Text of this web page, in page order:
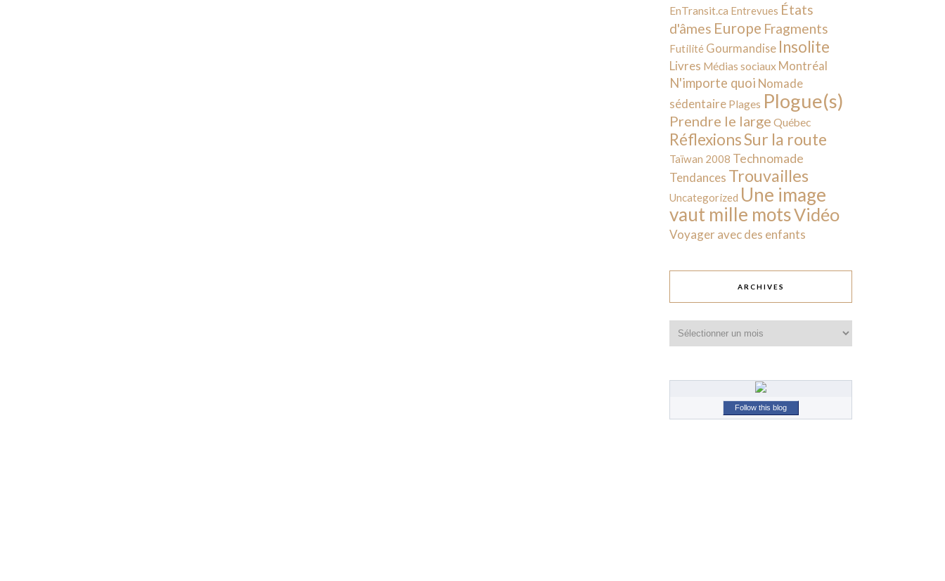
EnTransit.ca Entrevues États
d'âmes Europe Fragments
Futilité Gourmandise Insolite
Livres Médias sociaux Montréal
N'importe quoi Nomade
sédentaire Plages Plogue(s)
Prendre le large Québec
RéflexionsSur la route
Taïwan 2008 Technomade
Tendances Trouvailles
Uncategorized Une image
vaut mille motsVidéo
Voyager avec des enfants
ARCHIVES
Follow this blog